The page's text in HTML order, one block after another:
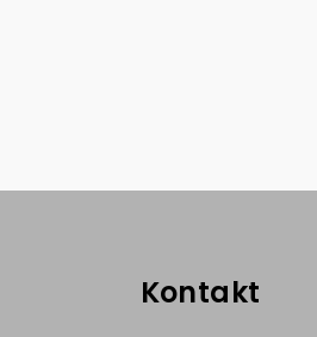
Kontakt